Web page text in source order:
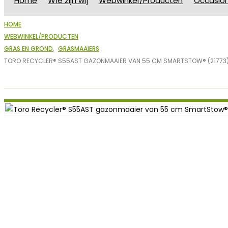
HOME
WEBWINKEL/PRODUCTEN
GRAS EN GROND, GRASMAAIERS
TORO RECYCLER® S55AST GAZONMAAIER VAN 55 CM SMARTSTOW® (21773)